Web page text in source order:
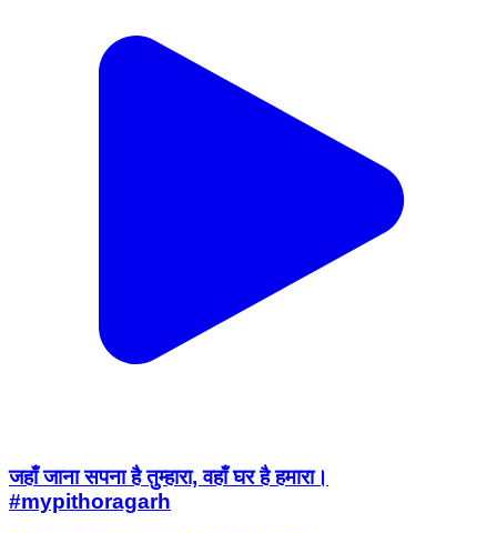
जहाँ जाना सपना है तुम्हारा, वहाँ घर है हमारा।
#mypithoragarh